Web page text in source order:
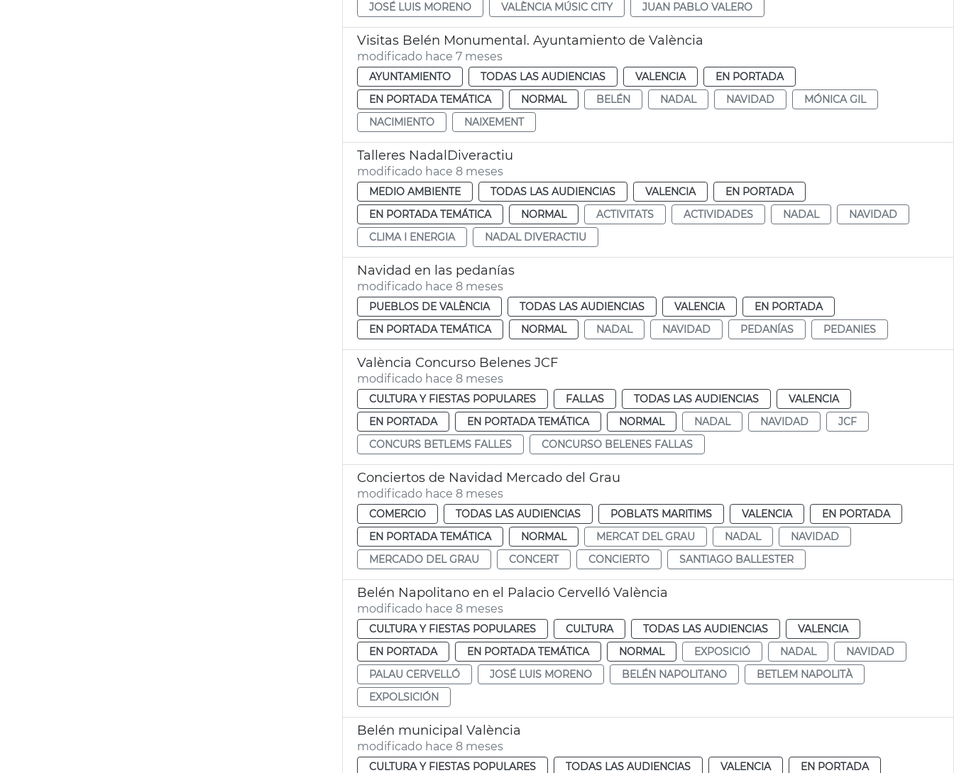
JOSÉ LUIS MORENO
VALÈNCIA MÚSIC CITY JUAN PABLO VALERO
Visitas Belén Monumental. Ayuntamiento de València
modificado hace 7 meses
AYUNTAMIENTO TODAS LAS AUDIENCIAS VALENCIA
EN PORTADA
EN PORTADA TEMÁTICA
NORMAL BELÉN NADAL NAVIDAD
MÓNICA GIL
NACIMIENTO
NAIXEMENT
Talleres NadalDiveractiu
modificado hace 8 meses
MEDIO AMBIENTE TODAS LAS AUDIENCIAS VALENCIA
EN PORTADA
EN PORTADA TEMÁTICA
NORMAL ACTIVITATS ACTIVIDADES NADAL
NAVIDAD
CLIMA I ENERGIA
NADAL DIVERACTIU
Navidad en las pedanías
modificado hace 8 meses
PUEBLOS DE VALÈNCIA TODAS LAS AUDIENCIAS VALENCIA
EN PORTADA
EN PORTADA TEMÁTICA
NORMAL NADAL NAVIDAD PEDANÍAS PEDANIES
València Concurso Belenes JCF
modificado hace 8 meses
CULTURA Y FIESTAS POPULARES FALLAS TODAS LAS AUDIENCIAS
VALENCIA
EN PORTADA
EN PORTADA TEMÁTICA NORMAL NADAL NAVIDAD
JCF
CONCURS BETLEMS FALLES
CONCURSO BELENES FALLAS
Conciertos de Navidad Mercado del Grau
modificado hace 8 meses
COMERCIO TODAS LAS AUDIENCIAS POBLATS MARITIMS VALENCIA
EN PORTADA
EN PORTADA TEMÁTICA
NORMAL MERCAT DEL GRAU NADAL
NAVIDAD
MERCADO DEL GRAU
CONCERT CONCIERTO SANTIAGO BALLESTER
Belén Napolitano en el Palacio Cervelló València
modificado hace 8 meses
CULTURA Y FIESTAS POPULARES CULTURA TODAS LAS AUDIENCIAS
VALENCIA
EN PORTADA
EN PORTADA TEMÁTICA NORMAL EXPOSICIÓ NADAL
NAVIDAD
PALAU CERVELLÓ
JOSÉ LUIS MORENO BELÉN NAPOLITANO
BETLEM NAPOLITÀ
EXPOLSICIÓN
Belén municipal València
modificado hace 8 meses
CULTURA Y FIESTAS POPULARES TODAS LAS AUDIENCIAS VALENCIA EN PORTADA